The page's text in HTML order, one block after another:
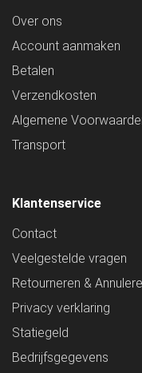
Over ons
Account aanmaken
Betalen
Verzendkosten
Algemene
Transport
Klantenservice
Contact
Veelgestelde vragen
Retourneren &
Privacy verklaring
Statiegeld
Bedrijfsgegevens